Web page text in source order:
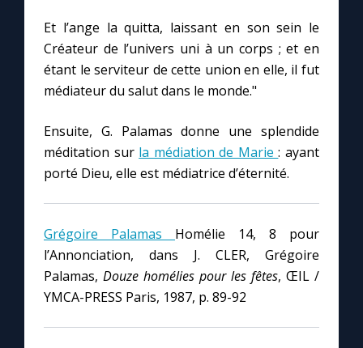
Et l’ange la quitta, laissant en son sein le
Créateur de l’univers uni à un corps ; et en
étant le serviteur de cette union en elle, il fut
médiateur du salut dans le monde."
Ensuite, G. Palamas donne une splendide
méditation sur la médiation de Marie: ayant
porté Dieu, elle est médiatrice d’éternité.
Grégoire Palamas Homélie 14, 8 pour
l’Annonciation, dans J. CLER, Grégoire
Palamas, Douze homélies pour les fêtes, ŒIL /
YMCA-PRESS Paris, 1987, p. 89-92